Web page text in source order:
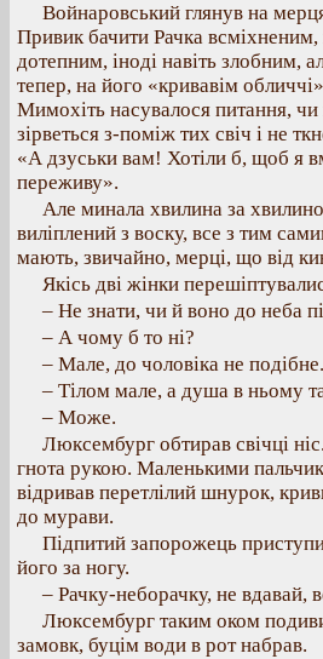
Войнаровський глянув на
Привик бачити Рачка
дотепним, іноді навіть злобним,
тепер, на його «кривавім
Мимохіть насувалося питання, чи
зірветься з-поміж тих свіч і не
«А дзуськи вам! Хотіли б, щоб я
переживу».
Але минала хвилина за
виліплений з воску, все з тим
мають, звичайно, мерці, що від
Якісь дві жінки
– Не знати, чи й воно до неба
– А чому б то ні?
– Мале, до чоловіка не подібне.
– Тілом мале, а душа в ньому
– Може.
Люксембург обтирав свічці
гнота рукою. Маленькими
відривав перетлілий шнурок,
до мурави.
Підпитий запорожець
його за ногу.
– Рачку-неборачку, не вдавай,
Люксембург таким оком
замовк, буцім води в рот набрав.